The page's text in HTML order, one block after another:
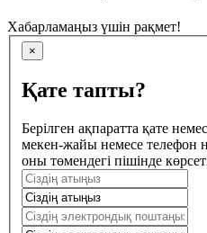
Хабарламаңыз үшін рақмет!
×
Қате тапты?
Берілген ақпаратта қате
мекен-жайы немесе телефон
оны төмендегі пішінде